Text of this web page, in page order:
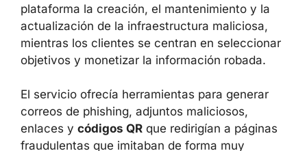
actores con escasos conocimientos técnicos
pudieran lanzarcampañas de phishing a
gran escala contra usuarios de Microsoft
365. Este modelo, cada vez más extendido,
mantenimiento y la actualización de la
infraestructura maliciosa, mientras los
clientes se centran en seleccionar objetivos y
monetizar la información robada.